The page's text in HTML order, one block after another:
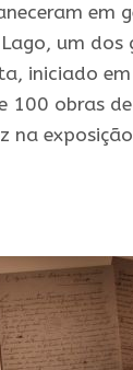
em
um dos
iniciado
obras